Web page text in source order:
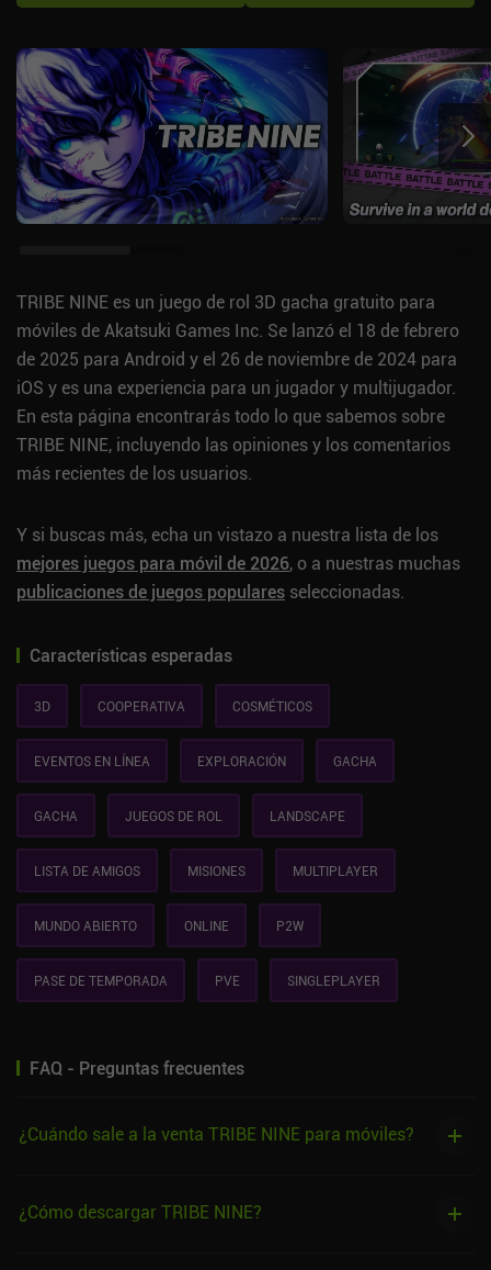
TRIBE NINE es un juego de rol 3D gacha gratuito para
móviles de Akatsuki Games Inc. Se lanzó el 18 de febrero
de 2025 para Android y el 26 de noviembre de 2024 para
iOS y es una experiencia para un jugador y multijugador.
En esta página encontrarás todo lo que sabemos sobre
TRIBE NINE, incluyendo las opiniones y los comentarios
más recientes de los usuarios.
Y si buscas más, echa un vistazo a nuestra lista de los
mejores juegos para móvil de 2026, o a nuestras muchas
publicaciones de juegos populares seleccionadas.
Características esperadas
3D COOPERATIVA COSMÉTICOS
EVENTOS EN LÍNEA EXPLORACIÓN GACHA
GACHA JUEGOS DE ROL LANDSCAPE
LISTA DE AMIGOS MISIONES MULTIPLAYER
MUNDO ABIERTO ONLINE P2W
PASE DE TEMPORADA PVE SINGLEPLAYER
FAQ - Preguntas frecuentes
¿Cuándo sale a la venta TRIBE NINE para móviles?
¿Cómo descargar TRIBE NINE?